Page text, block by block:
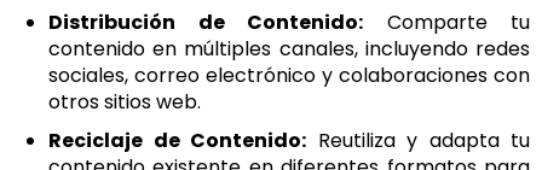
Distribución de Contenido: Comparte tu
contenido en múltiples canales, incluyendo redes
sociales, correo electrónico y colaboraciones con
otros sitios web.
Reciclaje de Contenido: Reutiliza y adapta tu